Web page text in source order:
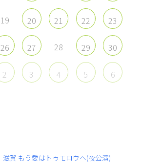
19 20 21 22 23
26 27 28 29 30
2 3 4 5 6
滋賀 もう愛はトゥモロウヘ(夜公演)